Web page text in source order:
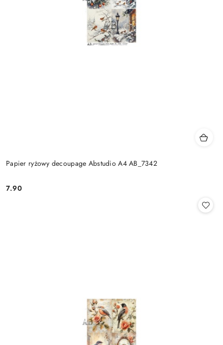
Papier ryżowy decoupage Abstudio A4 AB_7342
Cena:
7.90